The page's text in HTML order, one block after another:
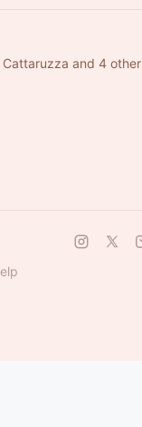
Cattaruzza and 4